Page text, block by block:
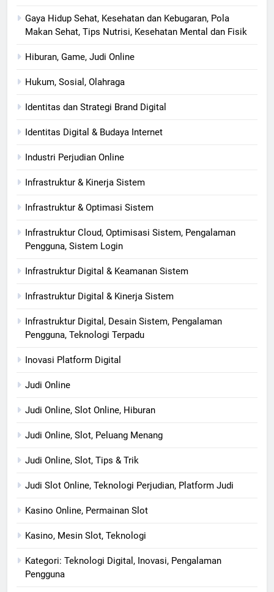
Gaya Hidup Sehat, Kesehatan dan Kebugaran, Pola
Makan Sehat, Tips Nutrisi, Kesehatan Mental dan Fisik
Hiburan, Game, Judi Online
Hukum, Sosial, Olahraga
Identitas dan Strategi Brand Digital
Identitas Digital & Budaya Internet
Industri Perjudian Online
Infrastruktur & Kinerja Sistem
Infrastruktur & Optimasi Sistem
Infrastruktur Cloud, Optimisasi Sistem, Pengalaman
Pengguna, Sistem Login
Infrastruktur Digital & Keamanan Sistem
Infrastruktur Digital & Kinerja Sistem
Infrastruktur Digital, Desain Sistem, Pengalaman
Pengguna, Teknologi Terpadu
Inovasi Platform Digital
Judi Online
Judi Online, Slot Online, Hiburan
Judi Online, Slot, Peluang Menang
Judi Online, Slot, Tips & Trik
Judi Slot Online, Teknologi Perjudian, Platform Judi
Kasino Online, Permainan Slot
Kasino, Mesin Slot, Teknologi
Kategori: Teknologi Digital, Inovasi, Pengalaman
Pengguna